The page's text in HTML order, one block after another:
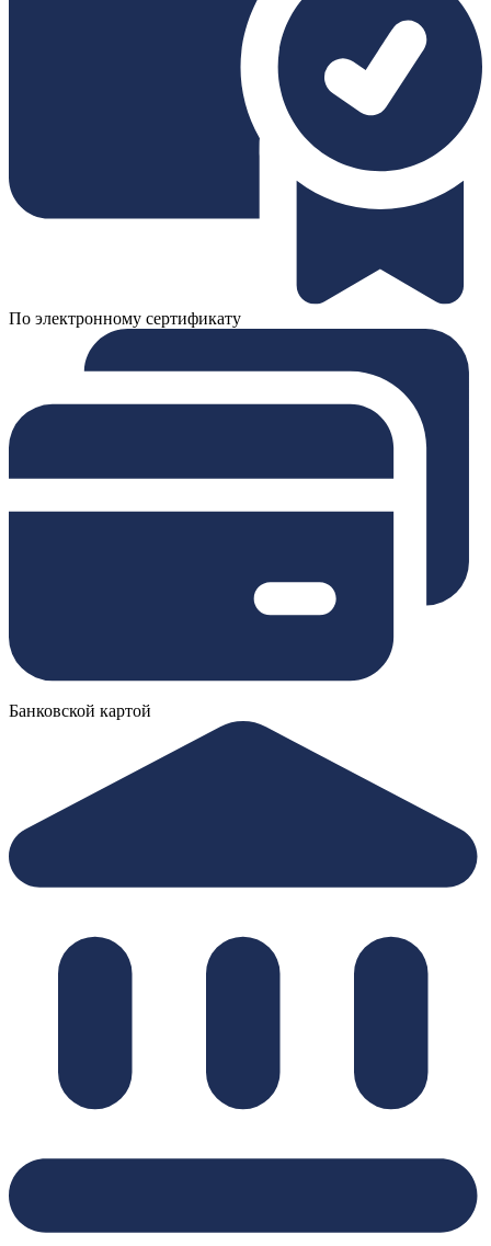
По электронному сертификату
Банковской картой